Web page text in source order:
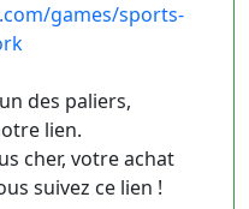
games/sports-
des paliers,
lien.
cher, votre achat
suivez ce lien !